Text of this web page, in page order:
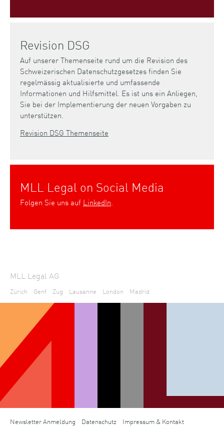
Revision DSG
Auf unserer Themenseite rund um die Revision des
Schweizerischen Datenschutzgesetzes finden Sie
regelmässig aktualisierte und umfassende
Informationen und Hilfsmittel. Es ist uns ein Anliegen,
Sie bei der Implementierung der neuen Vorgaben zu
unterstützen.
Revision DSG Themenseite
MLL Legal on Social Media
Folgen Sie uns auf LinkedIn.
MLL Legal AG
Zürich Genf Zug Lausanne London Madrid
Newsletter Anmeldung Datenschutz Impressum & Kontakt